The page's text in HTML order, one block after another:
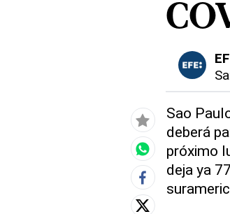
Sao
deberá
próximo
deja ya